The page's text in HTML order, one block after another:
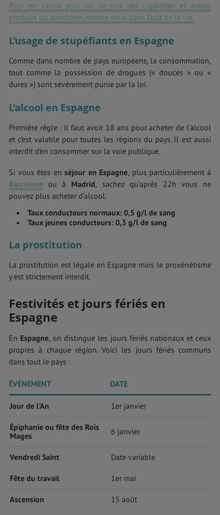
Pour en savoir plus sur le prix des cigarettes et autres
produits du quotidien, rendez-vous dans Coût de la vie.
L’usage de stupéfiants en Espagne
Comme dans nombre de pays européens, la consommation,
tout comme la possession de drogues (« douces » ou «
dures ») sont sévèrement punie par la loi.
L’alcool en Espagne
Première règle : il faut avoir 18 ans pour acheter de l’alcool
et c’est valable pour toutes les régions du pays. Il est aussi
interdit d’en consommer sur la voie publique.
Si vous êtes enséjour en Espagne, plus particulièrement à
Barcelone ou à Madrid, sachez qu’après 22h vous ne
pouvez plus acheter d’alcool.
Taux conducteurs normaux: 0,5 g/l de sang
Taux jeunes conducteurs: 0,3 g/l de sang
La prostitution
La prostitution est légale en Espagne mais le proxénétisme
y est strictement interdit.
Festivités et jours fériés en
Espagne
En Espagne, on distingue les jours fériés nationaux et ceux
propres à chaque région. Voici les jours fériés communs
dans tout le pays :
ÉVÉNEMENT DATE
Jour de l'An 1er janvier
Épiphanie ou fête des Rois
Mages
6 janvier
Vendredi Saint Date variable
Fête du travail 1er mai
Ascension 15 août